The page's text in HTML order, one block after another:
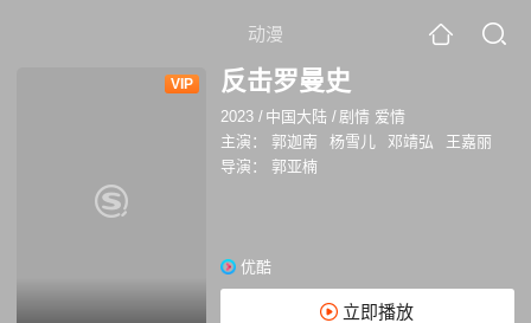
动漫
VIP 反击罗曼史
2023 / 中国大陆 /剧情 爱情
主演：
郭迦南 杨雪儿 邓靖弘
王嘉丽
导演：
郭亚楠
优酷
立即播放